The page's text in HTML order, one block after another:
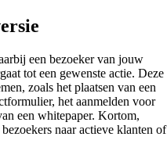
een bezoeker van jouw
tot een gewenste actie. Deze
zoals het plaatsen van een
het aanmelden voor
een whitepaper. Kortom,
naar actieve klanten of